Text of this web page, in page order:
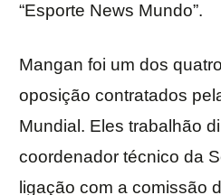
“Esporte News Mundo”.
Mangan foi um dos
oposição contratados
Mundial. Eles trabalhão
coordenador técnico da
ligação com a comissão